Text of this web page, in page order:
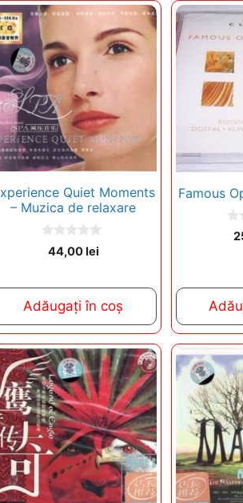
Quiet Moments
– Muzica de relaxare
o
o
f
5
44,00lei
Adăugați în coș
Famous
0
o
f
5